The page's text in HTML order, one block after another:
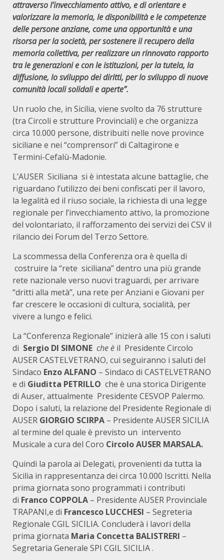
attraverso l’invecchiamento attivo, e di orientare e
valorizzare la memoria, le disponibilità e le competenze
delle persone anziane, come una opportunità e una
risorsa per la società, per sostenere il recupero della
memoria collettiva, per realizzare un rinnovato rapporto
tra le generazioni e con le istituzioni, per la tutela, la
diffusione, lo sviluppo dei diritti, per lo sviluppo di nuove
comunità locali solidali e aperte”.
Un ruolo che, in Sicilia, viene svolto da 76 strutture
(tra Circoli e strutture Provinciali) e che organizza
circa 10.000 persone, distribuiti nelle nove province
siciliane e nei “comprensori” di Caltagirone e
Termini-Cefalù-Madonie.
L’AUSER Siciliana si è intestata alcune battaglie, che
riguardano l’utilizzo dei beni confiscati per il lavoro,
la legalità ed il riuso sociale, la richiesta di una legge
regionale per l’invecchiamento attivo, la promozione
del volontariato, il rafforzamento dei servizi dei CSV il
rilancio dei Forum del Terzo Settore.
La scommessa della Conferenza ora è quella di
costruire la “rete siciliana” dentro una più grande
rete nazionale verso nuovi traguardi, per arrivare
“dritti alla metà”, una rete per Anziani e Giovani per
far crescere le occasioni di cultura, socialità, per
vivere a lungo e felici.
La “Conferenza Regionale” inizierà alle 15 con i saluti
di Sergio DI SIMONE che è il Presidente Circolo
AUSER CASTELVETRANO, cui seguiranno i saluti del
Sindaco Enzo ALFANO – Sindaco di CASTELVETRANO
e di Giuditta PETRILLO che è una storica Dirigente
di Auser, attualmente Presidente CESVOP Palermo.
Dopo i saluti, la relazione del Presidente Regionale di
AUSER GIORGIO SCIRPA – Presidente AUSER SICILIA
al termine del quale è previsto un intervento
Musicale a cura del Coro Circolo AUSER MARSALA.
Quindi la parola ai Delegati, provenienti da tutta la
Sicilia in rappresentanza dei circa 10.000 Iscritti. Nella
prima giornata sono programmati i contributi
di Franco COPPOLA – Presidente AUSER Provinciale
TRAPANI,e di Francesco LUCCHESI – Segreteria
Regionale CGIL SICILIA. Concluderà i lavori della
prima giornata Maria Concetta BALISTRERI –
Segretaria Generale SPI CGIL SICILIA .